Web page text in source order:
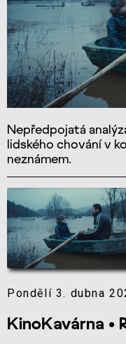
Nepředpojatá
lidského chování v
neznámem.
Pondělí 3. dubna
KinoKavárna •